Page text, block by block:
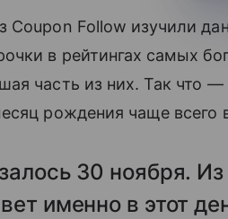
Coupon Follow изучили
в рейтингах самых
часть из них. Так что
рождения чаще всего
30 ноября.
именно в этот